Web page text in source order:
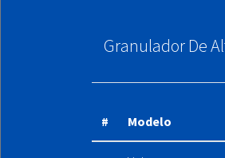
Granulador De
# Modelo